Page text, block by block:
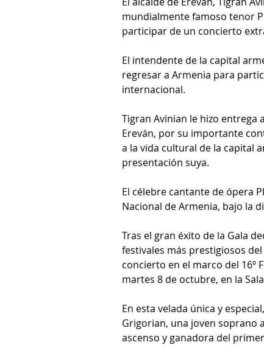
mundialmente famoso tenor
participar de un concierto
El intendente de la capital
regresar a Armenia para
internacional.
Tigran Avinian le hizo entrega
Ereván, por su importante
a la vida cultural de la capital
presentación suya.
El célebre cantante de ópera
Nacional de Armenia, bajo la
Tras el gran éxito de la Gala
festivales más prestigiosos
concierto en el marco del 16º
martes 8 de octubre, en la
En esta velada única y
Grigorian, una joven soprano
ascenso y ganadora del